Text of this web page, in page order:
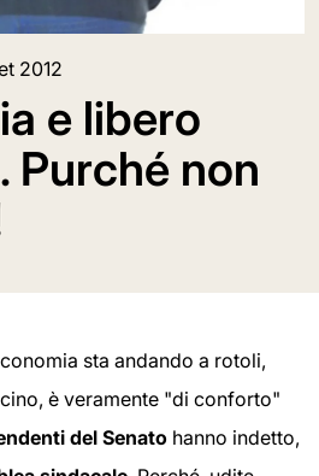
2012
e libero
Purché non
sta andando a rotoli,
è veramente "di conforto"
del Senato hanno indetto,